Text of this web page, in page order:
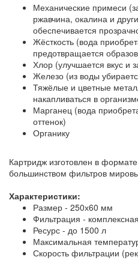
Механические примеси
ржавчина, окалина и
обеспечивается
Жёсткость (вода
предотвращается
Хлор (улучшается вкус и
Железо (из воды
Тяжёлые и цветные
накапливаться в
Марганец (вода
оттенок)
Органику
Картридж изготовлен в формате
большинством фильтров
Характеристики:
Размер - 250х60 мм
Фильтрация - комплексная
Ресурс - до 1500 л
Максимальная
Скорость фильтрации